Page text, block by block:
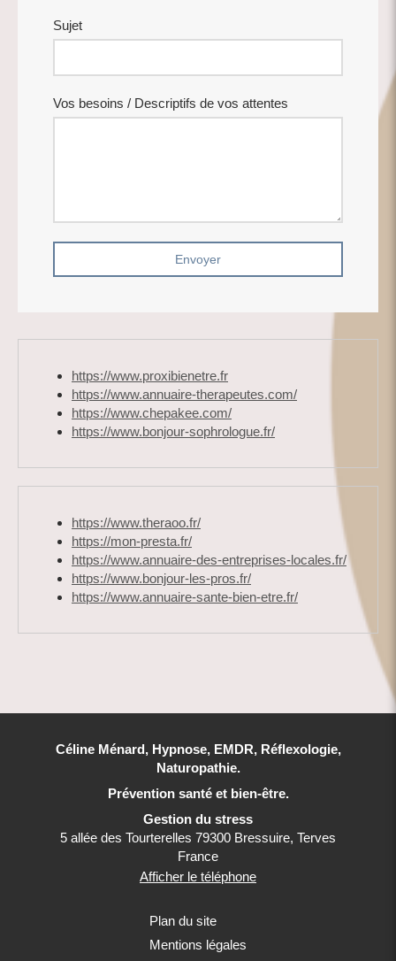
Sujet
Vos besoins / Descriptifs de vos attentes
Envoyer
https://www.proxibienetre.fr
https://www.annuaire-therapeutes.com/
https://www.chepakee.com/
https://www.bonjour-sophrologue.fr/
https://www.theraoo.fr/
https://mon-presta.fr/
https://www.annuaire-des-entreprises-locales.fr/
https://www.bonjour-les-pros.fr/
https://www.annuaire-sante-bien-etre.fr/
Céline Ménard, Hypnose, EMDR, Réflexologie,
Naturopathie.
Prévention santé et bien-être.
Gestion du stress
5 allée des Tourterelles 79300 Bressuire, Terves
France
Afficher le téléphone
Plan du site
Mentions légales